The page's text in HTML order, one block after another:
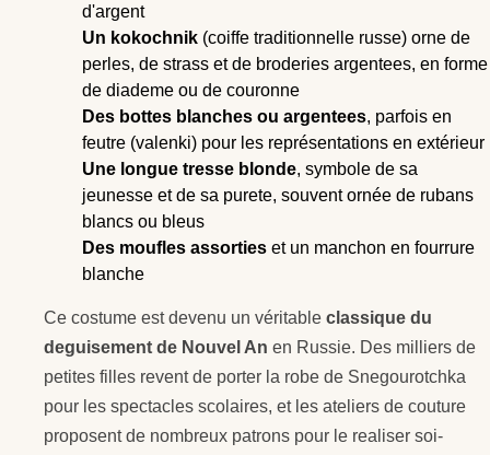
d'argent
Un kokochnik (coiffe traditionnelle russe) orne de
perles, de strass et de broderies argentees, en forme
de diademe ou de couronne
Des bottes blanches ou argentees, parfois en
feutre (valenki) pour les représentations en extérieur
Une longue tresse blonde, symbole de sa
jeunesse et de sa purete, souvent ornée de rubans
blancs ou bleus
Des moufles assorties et un manchon en fourrure
blanche
Ce costume est devenu un véritable classique du
deguisement de Nouvel An en Russie. Des milliers de
petites filles revent de porter la robe de Snegourotchka
pour les spectacles scolaires, et les ateliers de couture
proposent de nombreux patrons pour le realiser soi-